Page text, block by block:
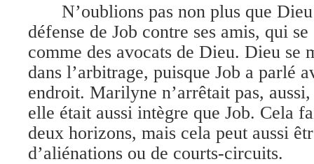
N’oublions pas non plus que
défense de Job contre ses amis, qui se
comme des avocats de Dieu. Dieu se
dans l’arbitrage, puisque Job a parlé
endroit. Marilyne n’arrêtait pas,
elle était aussi intègre que Job. Cela
deux horizons, mais cela peut aussi
d’aliénations ou de courts-circuits.